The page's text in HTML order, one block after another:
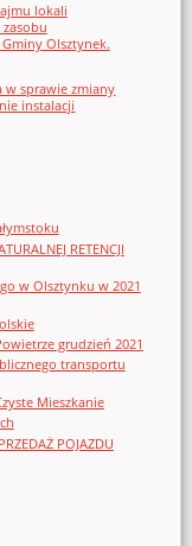
lokali
Olsztynek.
w sprawie zmiany
instalacji
RETENCJI
w Olsztynku w 2021
grudzień 2021
transportu
Mieszkanie
POJAZDU